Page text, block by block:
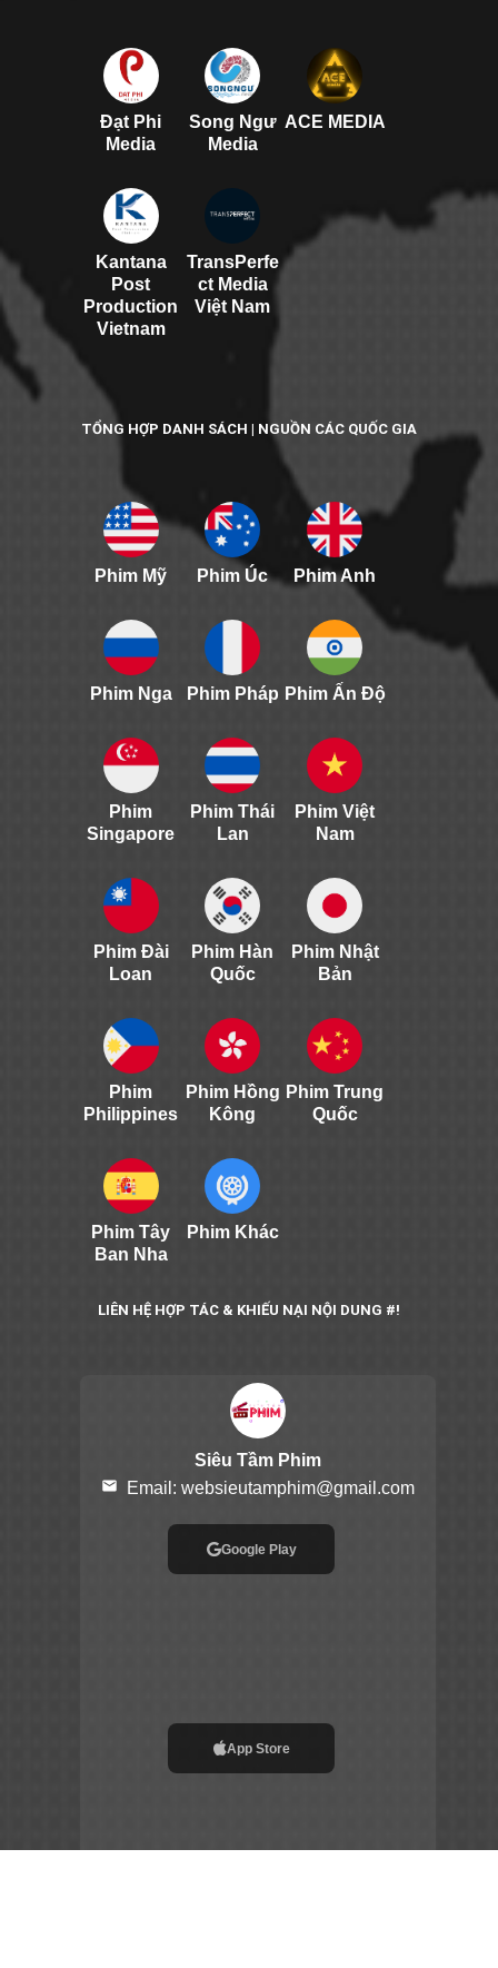
Đạt Phi
Media
Song Ngư
Media
ACE MEDIA
Kantana
Post
Production
Vietnam
TransPerfe
ct Media
Việt Nam
TỔNG HỢP DANH SÁCH | NGUỒN CÁC QUỐC GIA
Phim Mỹ Phim Úc Phim Anh
Phim Nga Phim Pháp Phim Ấn Độ
Phim
Singapore
Phim Thái
Lan
Phim Việt
Nam
Phim Đài
Loan
Phim Hàn
Quốc
Phim Nhật
Bản
Phim
Philippines
Phim Hồng
Kông
Phim Trung
Quốc
Phim Tây
Ban Nha
Phim Khác
LIÊN HỆ HỢP TÁC & KHIẾU NẠI NỘI DUNG #!
Siêu Tầm Phim
email Email: websieutamphim@gmail.com
Google Play
App Store